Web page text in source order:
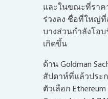
และในขณะที่ราค
ร่วงลง ชื่อที่ใหญ่ที่
บางส่วนกำลังโอ
เกิดขึ้น
ด้าน Goldman
สัปดาห์ที่แล้วประ
ตัวเลือก